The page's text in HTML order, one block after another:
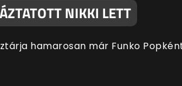
NIKKI LETT
hamarosan már Funko